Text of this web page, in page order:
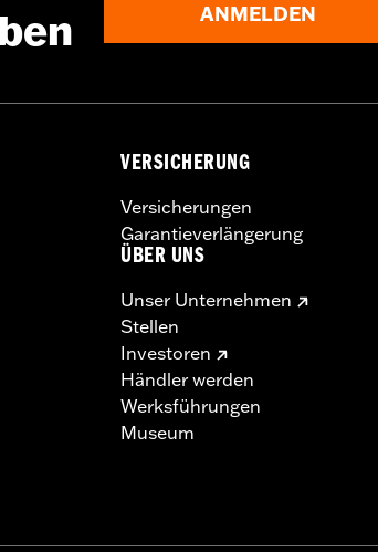
ANMELDEN
VERSICHERUNG
Versicherungen
Garantieverlängerung
ÜBER UNS
Unser Unternehmen
Stellen
Investoren
Händler werden
Werksführungen
Museum